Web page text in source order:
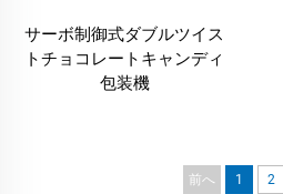
サーボ制御式ダブルツイス
トチョコレートキャンディ
包装機
前へ 1 2